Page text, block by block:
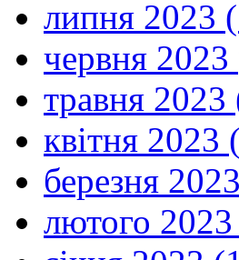
липня 2023
червня 2023
травня 2023
квітня 2023
березня
лютого